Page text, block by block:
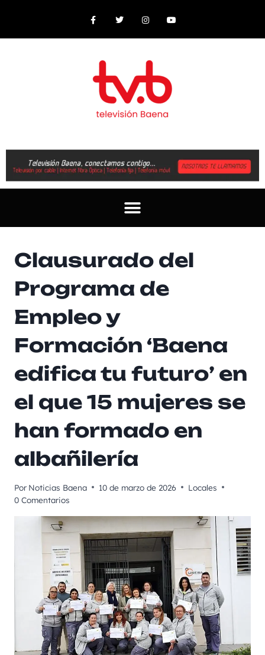
Clausurado del
Programa de
Empleo y
Formación ‘Baena
edifica tu futuro’ en
el que 15 mujeres se
han formado en
albañilería
Por Noticias Baena 10 de marzo de 2026
Locales
0 Comentarios